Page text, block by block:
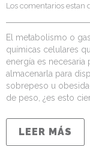
Los comentarios estan
El metabolismo o
químicas celulares
energía es necesaria
almacenarla para
sobrepeso u
de peso, ¿es esto
LEER MÁS